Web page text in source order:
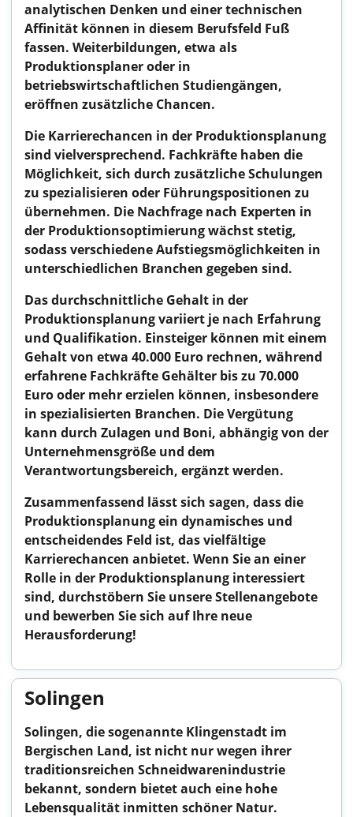
analytischen Denken und einer technischen
Affinität können in diesem Berufsfeld Fuß
fassen. Weiterbildungen, etwa als
Produktionsplaner oder in
betriebswirtschaftlichen Studiengängen,
eröffnen zusätzliche Chancen.
Die Karrierechancen in der Produktionsplanung
sind vielversprechend. Fachkräfte haben die
Möglichkeit, sich durch zusätzliche Schulungen
zu spezialisieren oder Führungspositionen zu
übernehmen. Die Nachfrage nach Experten in
der Produktionsoptimierung wächst stetig,
sodass verschiedene Aufstiegsmöglichkeiten in
unterschiedlichen Branchen gegeben sind.
Das durchschnittliche Gehalt in der
Produktionsplanung variiert je nach Erfahrung
und Qualifikation. Einsteiger können mit einem
Gehalt von etwa 40.000 Euro rechnen, während
erfahrene Fachkräfte Gehälter bis zu 70.000
Euro oder mehr erzielen können, insbesondere
in spezialisierten Branchen. Die Vergütung
kann durch Zulagen und Boni, abhängig von der
Unternehmensgröße und dem
Verantwortungsbereich, ergänzt werden.
Zusammenfassend lässt sich sagen, dass die
Produktionsplanung ein dynamisches und
entscheidendes Feld ist, das vielfältige
Karrierechancen anbietet. Wenn Sie an einer
Rolle in der Produktionsplanung interessiert
sind, durchstöbern Sie unsere Stellenangebote
und bewerben Sie sich auf Ihre neue
Herausforderung!
Solingen
Solingen, die sogenannte Klingenstadt im
Bergischen Land, ist nicht nur wegen ihrer
traditionsreichen Schneidwarenindustrie
bekannt, sondern bietet auch eine hohe
Lebensqualität inmitten schöner Natur.